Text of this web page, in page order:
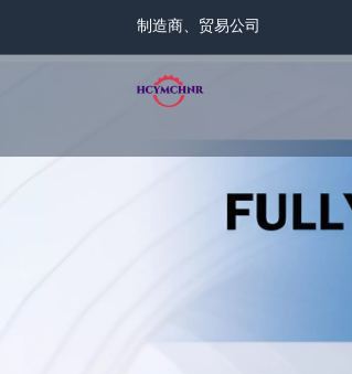
制造商、贸易公司